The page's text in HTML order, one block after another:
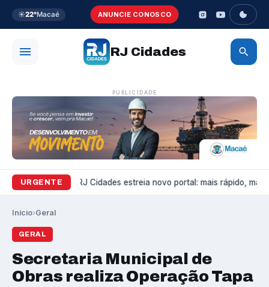
☀️22°Macaé ANUNCIE CONOSCO
RJ Cidades
PUBLICIDADE
URGENTE
Variedades RJ Cidades estreia novo portal: mais rápido,
Início›Geral
GERAL
Secretaria Municipal de
Obras realiza Operação Tapa